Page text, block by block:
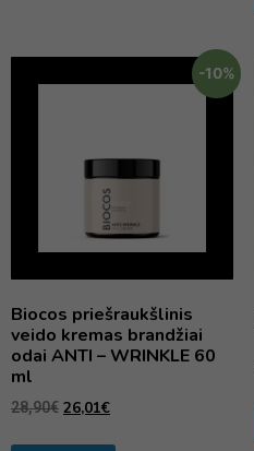
-10%
Biocos priešraukšlinis
veido kremas brandžiai
odai ANTI – WRINKLE 60
ml
28,90€ 26,01€